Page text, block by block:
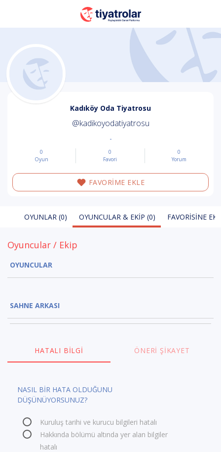
Kadıköy Oda Tiyatrosu
@kadikoyodatiyatrosu
-
0
Oyun
0
Favori
0
Yorum
FAVORİME EKLE
OYUNLAR (0) OYUNCULAR & EKIP (0) FAVORISINE
Oyuncular / Ekip
OYUNCULAR
SAHNE ARKASI
HATALI BILGI ÖNERI ŞIKAYET
NASIL BİR HATA OLDUĞUNU
DÜŞÜNÜYORSUNUZ?
Kuruluş tarihi ve kurucu bilgileri hatalı
Hakkında bölümü altında yer alan bilgiler
hatalı